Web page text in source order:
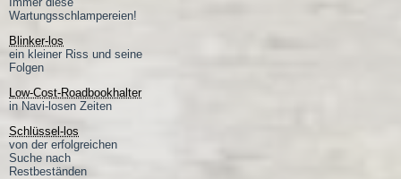
Wartungsschlampereien!
Blinker-los
ein kleiner Riss und seine
Folgen
Low-Cost-Roadbookhalter
in Navi-losen Zeiten
Schlüssel-los
von der erfolgreichen
Suche nach
Restbeständen